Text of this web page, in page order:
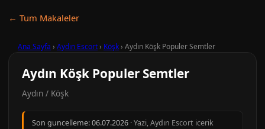
← Tum Makaleler
Ana Sayfa › Aydın Escort› Köşk› Aydın Köşk Populer Semtler
Aydın Köşk Populer Semtler
Aydın / Köşk
Son guncelleme:06.07.2026 · Yazi, Aydın Escort icerik